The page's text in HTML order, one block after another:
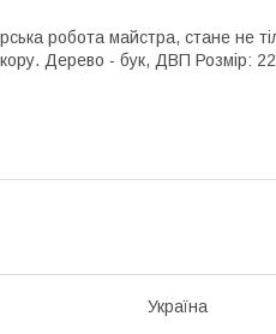
робота майстра, стане не
Дерево - бук, ДВП Розмір:
Україна